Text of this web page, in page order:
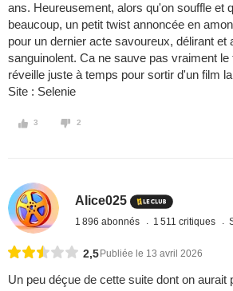
ans. Heureusement, alors qu'on souffle et
beaucoup, un petit twist annoncée en
pour un dernier acte savoureux, délirant et
sanguinolent. Ca ne sauve pas vraiment
réveille juste à temps pour sortir d'un film
Site : Selenie
3 2
Alice025
1 896 abonnés 1 511 critiques
2,5 Publiée le 13 avril 2026
Un peu déçue de cette suite dont on aurait